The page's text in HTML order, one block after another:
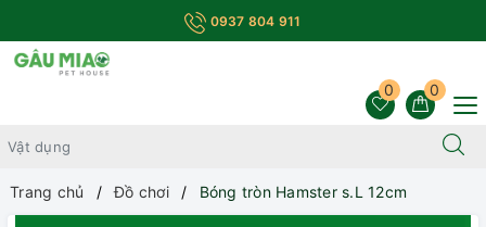
0937 804 911
0
0
Trang chủ Đồ chơi Bóng tròn Hamster s.L 12cm